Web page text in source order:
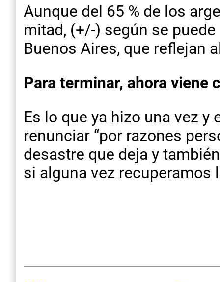
Aunque del 65 % de los
mitad, (+/-) según se
Buenos Aires, que reflejan
Para terminar, ahora viene
Es lo que ya hizo una vez
renunciar “por razones
desastre que deja y
si alguna vez recuperamos